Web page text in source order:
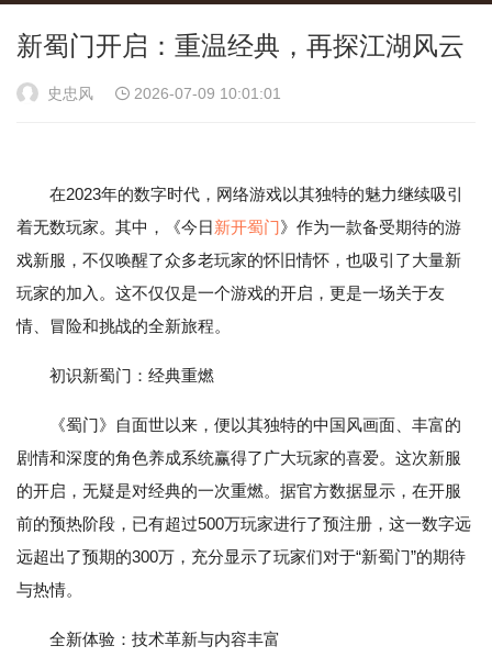
新蜀门开启：重温经典，再探江湖风云
史忠风 2026-07-09 10:01:01
在2023年的数字时代，网络游戏以其独特的魅力继续吸引
着无数玩家。其中，《今日新开蜀门》作为一款备受期待的游
戏新服，不仅唤醒了众多老玩家的怀旧情怀，也吸引了大量新
玩家的加入。这不仅仅是一个游戏的开启，更是一场关于友
情、冒险和挑战的全新旅程。
初识新蜀门：经典重燃
《蜀门》自面世以来，便以其独特的中国风画面、丰富的
剧情和深度的角色养成系统赢得了广大玩家的喜爱。这次新服
的开启，无疑是对经典的一次重燃。据官方数据显示，在开服
前的预热阶段，已有超过500万玩家进行了预注册，这一数字远
远超出了预期的300万，充分显示了玩家们对于“新蜀门”的期待
与热情。
全新体验：技术革新与内容丰富